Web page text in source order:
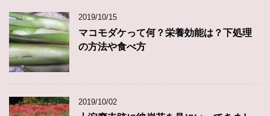
2019/10/15
マコモダケって何？栄養効能は？下処理
の方法や食べ方
2019/10/02